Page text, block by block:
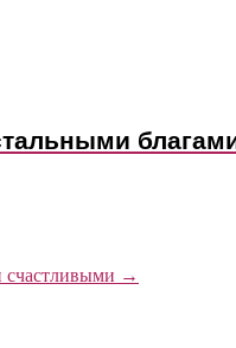
счастливыми →